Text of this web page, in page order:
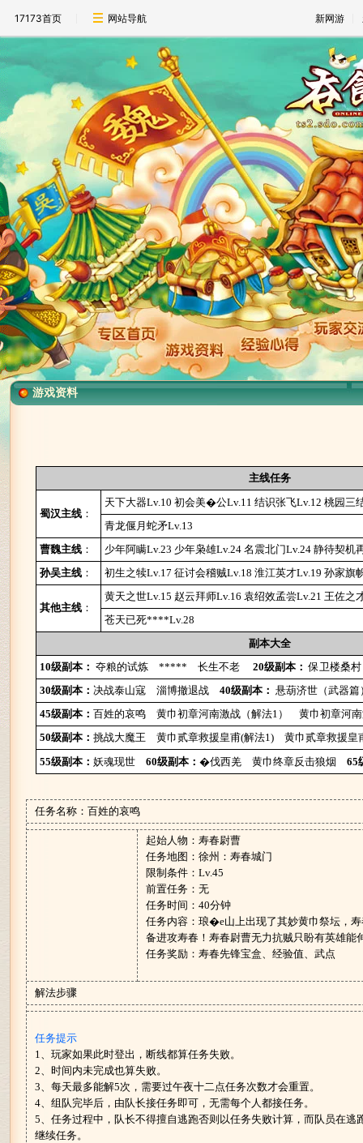
17173首页 网站导航 新网游
游戏资料
主线任务
蜀汉主线 ：
天下大器Lv.10初会美�公Lv.11 结识张飞Lv.12 桃园三
青龙偃月蛇矛Lv.13
曹魏主线 ： 少年阿瞒Lv.23 少年枭雄Lv.24 名震北门Lv.24静待契机
孙吴主线 ： 初生之犊Lv.17 征讨会稽贼Lv.18 淮江英才Lv.19 孙家旗
其他主线 ：
黄天之世Lv.15 赵云拜师Lv.16 袁绍效孟尝Lv.21王佐之
苍天已死****Lv.28
副本大全
10级副本： 夺粮的试炼 ***** 长生不老 20级副本： 保卫楼桑村
30级副本：决战泰山寇 淄博撤退战 40级副本： 悬葫济世（武器篇
45级副本：百姓的哀鸣 黄巾初章河南激战（解法1）
黄巾初章河
50级副本：挑战大魔王 黄巾贰章救援皇甫(解法1)
黄巾贰章救援皇
55级副本：妖魂现世 60级副本：�伐西羌 黄巾终章反击狼烟 65
任务名称：百姓的哀鸣
起始人物：寿春尉曹
任务地图：徐州：寿春城门
限制条件：Lv.45
前置任务：无
任务时间：40分钟
任务内容：琅�e山上出现了其妙黄巾祭坛，
备进攻寿春！寿春尉曹无力抗贼只盼有英雄能
任务奖励：寿春先锋宝盒、经验值、武点
解法步骤
任务提示
1、玩家如果此时登出，断线都算任务失败。
2、时间内未完成也算失败。
3、每天最多能解5次，需要过午夜十二点任务次数才会重置。
4、组队完毕后，由队长接任务即可，无需每个人都接任务。
5、任务过程中，队长不得擅自逃跑否则以任务失败计算，而队员在逃
继续任务。